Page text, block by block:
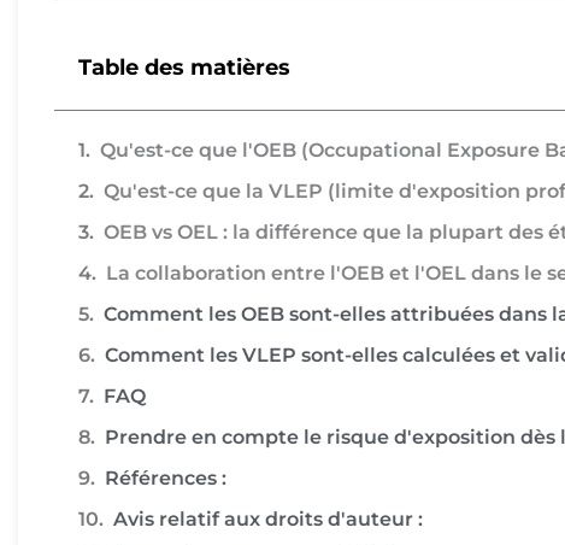
Table des matières
Qu'est-ce que l'OEB (Occupational Exposure
Qu'est-ce que la VLEP (limite d'exposition
OEB vs OEL : la différence que la plupart des
La collaboration entre l'OEB et l'OEL dans le
Comment les OEB sont-elles attribuées dans
Comment les VLEP sont-elles calculées et
FAQ
Prendre en compte le risque d'exposition dès
Références :
Avis relatif aux droits d'auteur :